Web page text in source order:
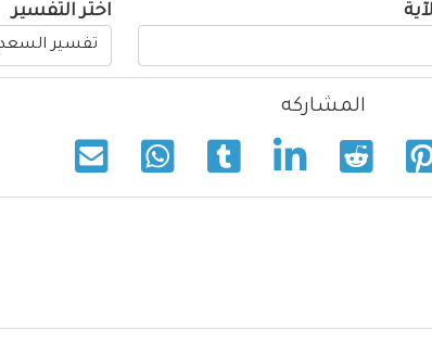
اختر التفسير
المشاركه